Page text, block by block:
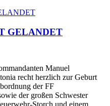
GELANDET
Manuel
recht herzlich zur Geburt
der FF
der großen Schwester